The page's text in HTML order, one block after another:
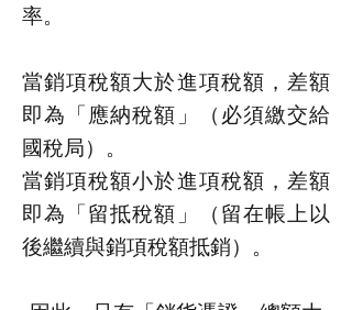
率。
當銷項稅額大於進項稅額，差額
即為「應納稅額」（必須繳交給
國稅局）。
當銷項稅額小於進項稅額，差額
即為「留抵稅額」（留在帳上以
後繼續與銷項稅額抵銷）。